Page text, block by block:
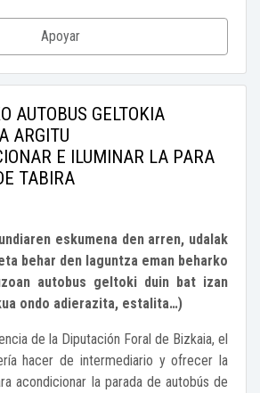
Apoyar
AUTOBUS GELTOKIA
ARGITU
E ILUMINAR LA PARA
TABIRA
eskumena den arren, udalak
behar den laguntza eman beharko
autobus geltoki duin bat izan
ondo adierazita, estalita…)
de la Diputación Foral de Bizkaia, el
hacer de intermediario y ofrecer la
acondicionar la parada de autobús de